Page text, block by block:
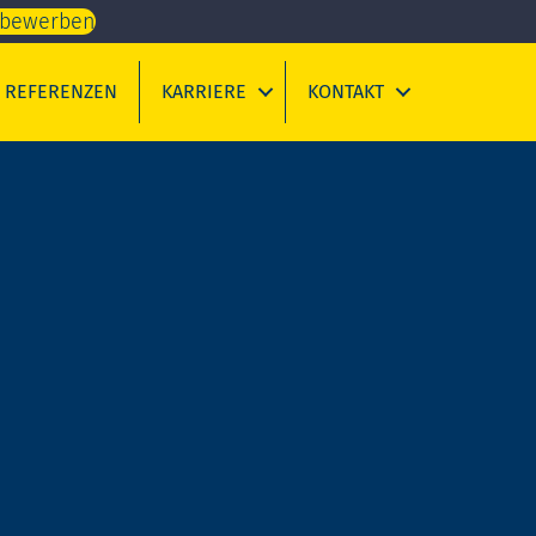
REFERENZEN KARRIERE KONTAKT